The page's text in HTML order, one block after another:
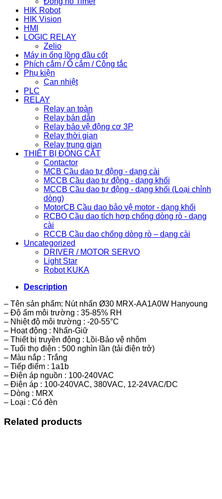
HIK Robot
HIK Vision
HMI
LOGIC RELAY
Zelio
Máy in ống lồng đầu cốt
Phích cắm / Ổ cắm / Công tắc
Phụ kiện
Can nhiệt
PLC
RELAY
Relay an toàn
Relay bán dẫn
Relay bảo vệ động cơ 3P
Relay thời gian
Relay trung gian
THIẾT BỊ ĐÓNG CẮT
Contactor
MCB Cầu dao tự động - dạng cài
MCCB Cầu dao tự động - dạng khối
MCCB Cầu dao tự động - dạng khối (Loại chỉnh
dòng)
MotorCB Cầu dao bảo vệ motor - dạng khối
RCBO Cầu dao tích hợp chống dòng rò - dạng
cài
RCCB Cầu dao chống dòng rò – dạng cài
Uncategorized
DRIVER / MOTOR SERVO
Light Star
Robot KUKA
Description
– Tên sản phẩm: Nút nhấn Ø30 MRX-AA1A0W Hanyoung
– Độ ẩm môi trường : 35-85% RH
– Nhiệt độ môi trường : -20-55°C
– Hoạt động : Nhấn-Giữ
– Thiết bị truyền động : Lồi-Bảo vệ nhôm
– Tuổi thọ điện : 500 nghìn lần (tải điện trở)
– Màu nắp : Trắng
– Tiếp điểm : 1a1b
– Điện áp nguồn : 100-240VAC
– Điện áp : 100-240VAC, 380VAC, 12-24VAC/DC
– Dòng : MRX
– Loại : Có đèn
Related products